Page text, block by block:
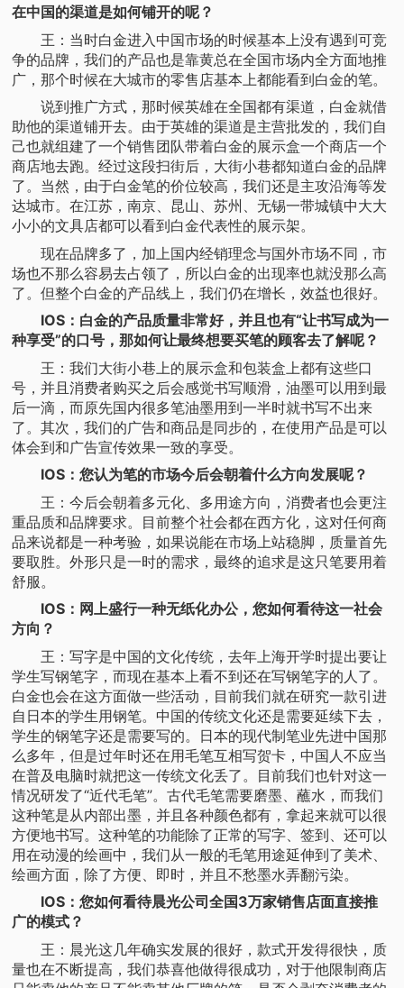
在中国的渠道是如何铺开的呢？
王：当时白金进入中国市场的时候基本上没有遇到可竞
争的品牌，我们的产品也是靠黄总在全国市场内全方面地推
广，那个时候在大城市的零售店基本上都能看到白金的笔。
说到推广方式，那时候英雄在全国都有渠道，白金就借
助他的渠道铺开去。由于英雄的渠道是主营批发的，我们自
己也就组建了一个销售团队带着白金的展示盒一个商店一个
商店地去跑。经过这段扫街后，大街小巷都知道白金的品牌
了。当然，由于白金笔的价位较高，我们还是主攻沿海等发
达城市。在江苏，南京、昆山、苏州、无锡一带城镇中大大
小小的文具店都可以看到白金代表性的展示架。
现在品牌多了，加上国内经销理念与国外市场不同，市
场也不那么容易去占领了，所以白金的出现率也就没那么高
了。但整个白金的产品线上，我们仍在增长，效益也很好。
IOS：白金的产品质量非常好，并且也有“让书写成为一
种享受”的口号，那如何让最终想要买笔的顾客去了解呢？
王：我们大街小巷上的展示盒和包装盒上都有这些口
号，并且消费者购买之后会感觉书写顺滑，油墨可以用到最
后一滴，而原先国内很多笔油墨用到一半时就书写不出来
了。其次，我们的广告和商品是同步的，在使用产品是可以
体会到和广告宣传效果一致的享受。
IOS：您认为笔的市场今后会朝着什么方向发展呢？
王：今后会朝着多元化、多用途方向，消费者也会更注
重品质和品牌要求。目前整个社会都在西方化，这对任何商
品来说都是一种考验，如果说能在市场上站稳脚，质量首先
要取胜。外形只是一时的需求，最终的追求是这只笔要用着
舒服。
IOS：网上盛行一种无纸化办公，您如何看待这一社会
方向？
王：写字是中国的文化传统，去年上海开学时提出要让
学生写钢笔字，而现在基本上看不到还在写钢笔字的人了。
白金也会在这方面做一些活动，目前我们就在研究一款引进
自日本的学生用钢笔。中国的传统文化还是需要延续下去，
学生的钢笔字还是需要写的。日本的现代制笔业先进中国那
么多年，但是过年时还在用毛笔互相写贺卡，中国人不应当
在普及电脑时就把这一传统文化丢了。目前我们也针对这一
情况研发了“近代毛笔”。古代毛笔需要磨墨、蘸水，而我们
这种笔是从内部出墨，并且各种颜色都有，拿起来就可以很
方便地书写。这种笔的功能除了正常的写字、签到、还可以
用在动漫的绘画中，我们从一般的毛笔用途延伸到了美术、
绘画方面，除了方便、即时，并且不愁墨水弄翻污染。
IOS：您如何看待晨光公司全国3万家销售店面直接推
广的模式？
王：晨光这几年确实发展的很好，款式开发得很快，质
量也在不断提高，我们恭喜他做得很成功，对于他限制商店